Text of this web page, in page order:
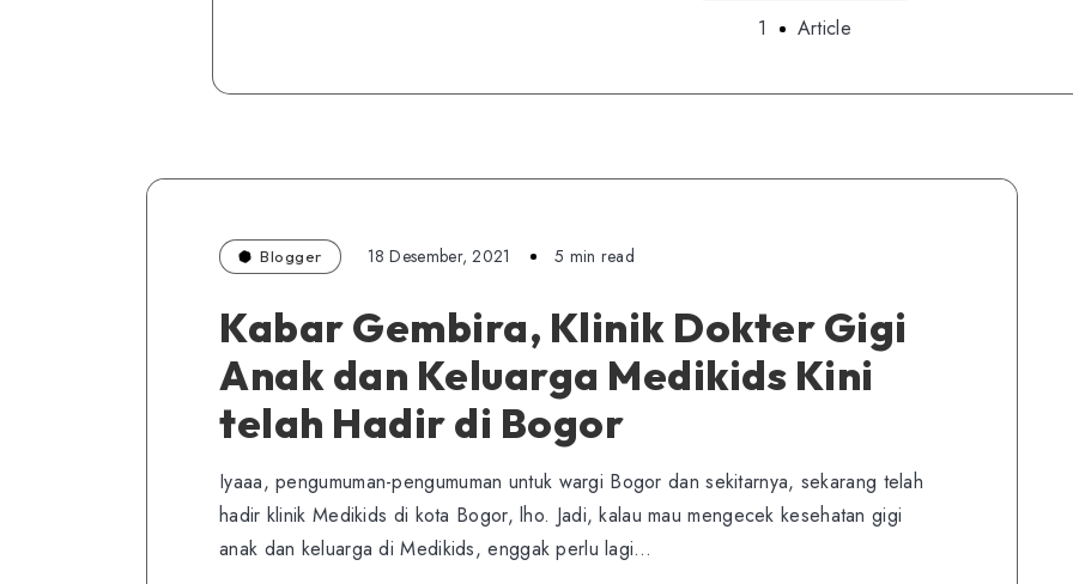
1 Article
Blogger 18 Desember, 2021 5 min read
Kabar Gembira, Klinik Dokter Gigi
Anak dan Keluarga Medikids Kini
telah Hadir di Bogor
Iyaaa, pengumuman-pengumuman untuk wargi Bogor dan sekitarnya, sekarang telah
hadir klinik Medikids di kota Bogor, lho. Jadi, kalau mau mengecek kesehatan gigi
anak dan keluarga di Medikids, enggak perlu lagi…